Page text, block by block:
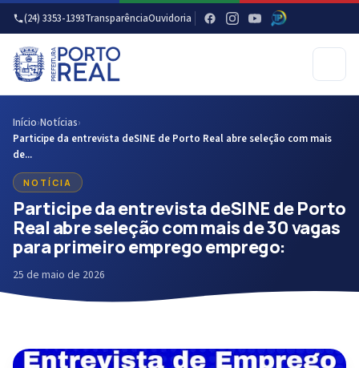
(24) 3353-1393TransparênciaOuvidoria
Início›Notícias›
Participe da entrevista deSINE de Porto Real abre seleção com mais
de...
NOTÍCIA
Participe da entrevista deSINE de Porto
Real abre seleção com mais de 30 vagas
para primeiro emprego emprego:
25 de maio de 2026